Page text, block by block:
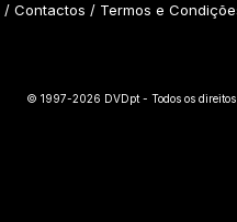
/ Contactos / Termos e
© 1997-2026 DVDpt - Todos os direitos